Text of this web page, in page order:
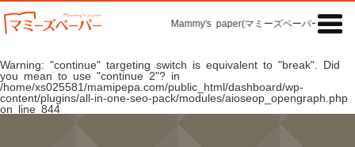
Warning: "continue" targeting switch is equivalent to "break". Did
you mean to use "continue 2"? in
/home/xs025581/mamipepa.com/public_html/dashboard/wp-
content/plugins/all-in-one-seo-pack/modules/aioseop_opengraph.php
on line 844
Mammy's paper(マミーズペーパー)の「記事
